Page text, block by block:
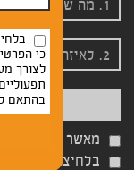
מאשר קבלת
בלחיצה על
כי
לצורך
בהתאם